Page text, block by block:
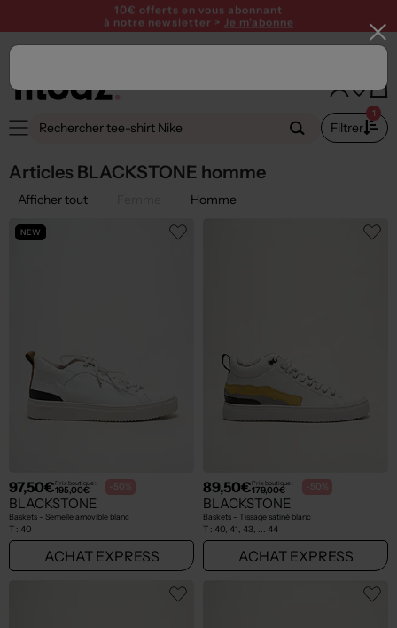
-20% supp sur les articles signalés pendant les Pink Days avec le
code PINKDAYS0826
Filtrer
1
Articles BLACKSTONE homme
Afficher tout Homme
NEW
97,50€Prix boutique :
195,00€ -50%
BLACKSTONE
Baskets - Semelle amovible blanc
T : 40
ACHAT EXPRESS
89,50€Prix boutique :
179,00€ -50%
BLACKSTONE
Baskets - Tissage satiné blanc
T : 40, 41, 43, ... 44
ACHAT EXPRESS